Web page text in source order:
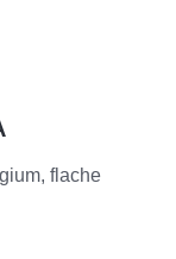
flache